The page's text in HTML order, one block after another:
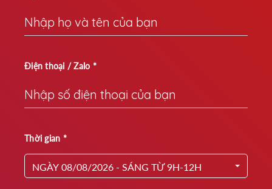
Điện thoại / Zalo *
Thời gian *
NGÀY 08/08/2026 - SÁNG TỪ 9H-12H